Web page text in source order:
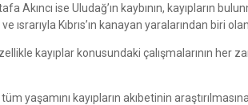
Akıncı ise Uludağ’ın kaybının, kayıpların
ve ısrarıyla Kıbrıs’ın kanayan yaralarından
kayıplar konusundaki çalışmalarının
yaşamını kayıpların akıbetinin